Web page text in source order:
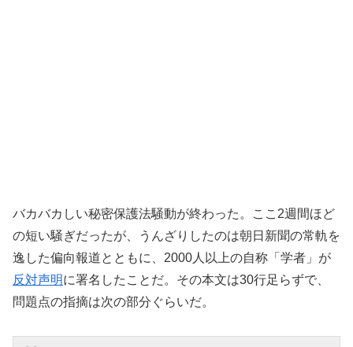
バカバカしい秘密保護法騒動が終わった。ここ2週間ほど
の短い騒ぎだったが、うんざりしたのは朝日新聞の常軌を
逸した偏向報道とともに、2000人以上の自称「学者」が
反対声明に署名したことだ。その本文は30行足らずで、
問題点の指摘は次の部分ぐらいだ。